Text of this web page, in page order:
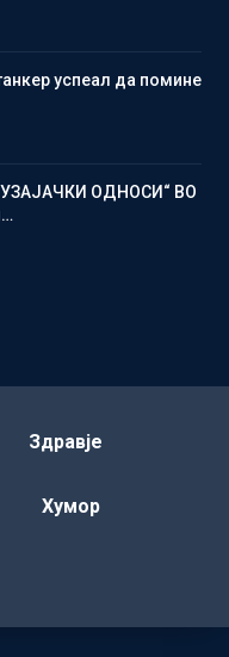
успеал да помине
ОДНОСИ“ ВО
Здравје
Хумор